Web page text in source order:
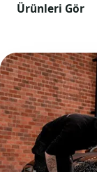
Ürünleri Gör